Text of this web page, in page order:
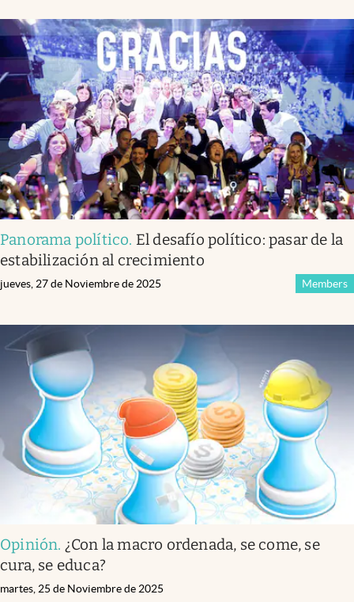
Panorama político. El desafío político: pasar de la
estabilización al crecimiento
Members
jueves, 27 de Noviembre de 2025
Opinión. ¿Con la macro ordenada, se come, se
cura, se educa?
martes, 25 de Noviembre de 2025